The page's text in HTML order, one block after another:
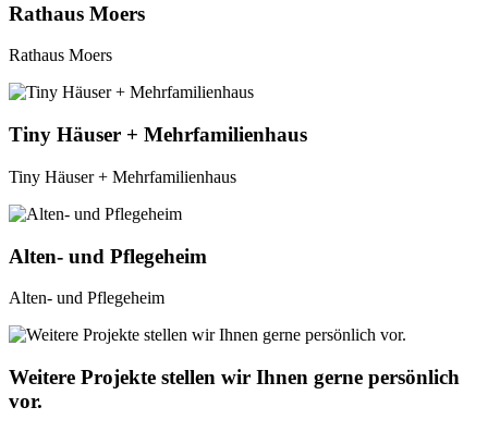
Rathaus Moers
Rathaus Moers
Tiny Häuser + Mehrfamilienhaus
Tiny Häuser + Mehrfamilienhaus
Alten- und Pflegeheim
Alten- und Pflegeheim
Weitere Projekte stellen wir Ihnen gerne persönlich
vor.